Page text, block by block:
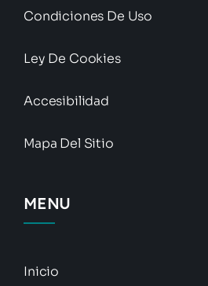
Condiciones De Uso
Ley De Cookies
Accesibilidad
Mapa Del Sitio
MENU
Inicio